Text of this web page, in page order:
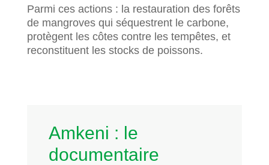
Parmi ces actions : la restauration des forêts
de mangroves qui séquestrent le carbone,
protègent les côtes contre les tempêtes, et
reconstituent les stocks de poissons.
Amkeni : le
documentaire